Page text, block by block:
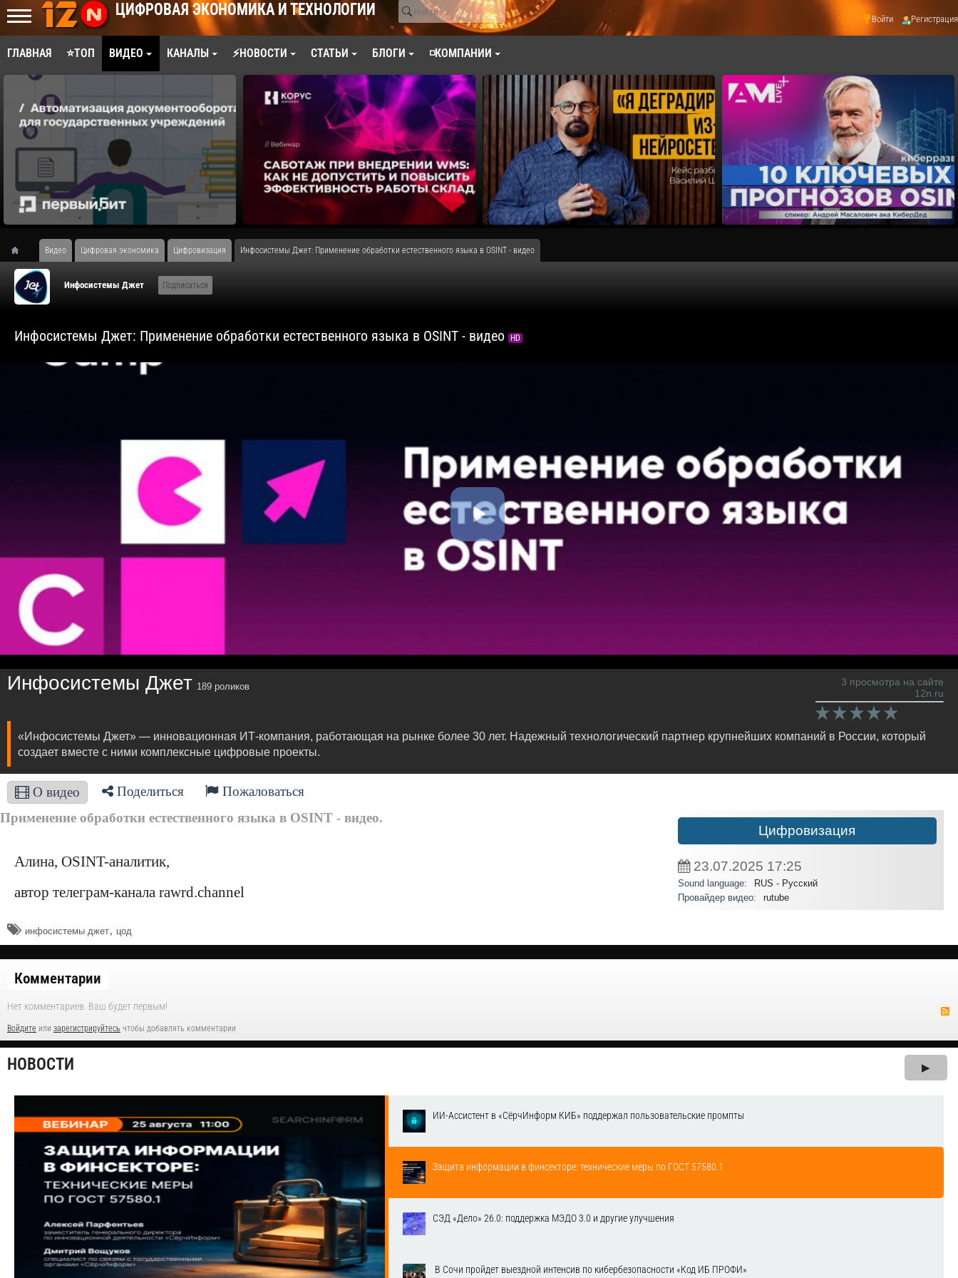
ЦИФРОВАЯ ЭКОНОМИКА И ТЕХНОЛОГИИ Войти Регистрация
ГЛАВНАЯ ⭐ТОП ВИДЕО КАНАЛЫ ⚡НОВОСТИ СТАТЬИ БЛОГИ ◽КОМПАНИИ
Видео Цифровая экономика Цифровизация Инфосистемы Джет: Применение обработки естественного языка в OSINT - видео
Инфосистемы Джет Подписаться
Инфосистемы Джет: Применение обработки естественного языка в OSINT - видео HD
Инфосистемы Джет 189 роликов
3 просмотра на сайте
12n.ru
«Инфосистемы Джет» — инновационная ИТ-компания, работающая на рынке более 30 лет. Надежный технологический партнер крупнейших компаний в России, который
создает вместе с ними комплексные цифровые проекты.
О видео Поделиться
Пожаловаться
Применение обработки естественного языка в OSINT - видео.
Алина, OSINT-аналитик,
автор телеграм-канала rawrd.channel
инфосистемы джет, цод
Цифровизация
23.07.2025 17:25
Sound language:
RUS - Русский
Провайдер видео:
rutube
Комментарии
Нет комментариев. Ваш будет первым!
Войдите или зарегистрируйтесь чтобы добавлять комментарии
НОВОСТИ ▶
ИИ-Ассистент в «СёрчИнформ КИБ» поддержал пользовательские промпты
Защита информации в финсекторе: технические меры по ГОСТ 57580.1
СЭД «Дело» 26.0: поддержка МЭДО 3.0 и другие улучшения
​ В Сочи пройдет выездной интенсив по кибербезопасности «Код ИБ ПРОФИ»